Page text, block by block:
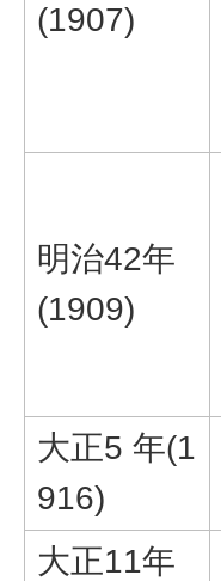
(1907)
明治42年
(1909)
大正5 年(1
916)
大正11年